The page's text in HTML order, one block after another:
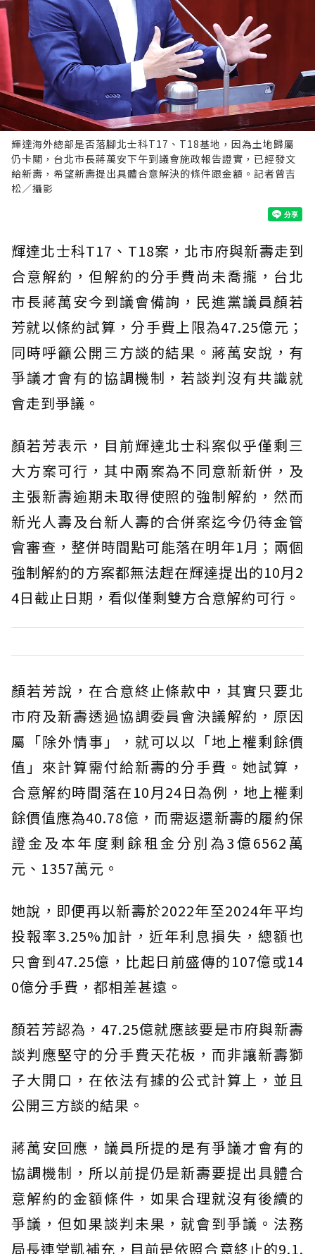
輝達海外總部是否落腳北士科T17、T18基地，因為土地歸屬
仍卡關，台北市長蔣萬安下午到議會施政報告證實，已經發文
給新壽，希望新壽提出具體合意解決的條件跟金額。記者曾吉
松／攝影
輝達北士科T17、T18案，北市府與新壽走到
合意解約，但解約的分手費尚未喬攏，台北
市長蔣萬安今到議會備詢，民進黨議員顏若
芳就以條約試算，分手費上限為47.25億元；
同時呼籲公開三方談的結果。蔣萬安說，有
爭議才會有的協調機制，若談判沒有共識就
會走到爭議。
顏若芳表示，目前輝達北士科案似乎僅剩三
大方案可行，其中兩案為不同意新新併，及
主張新壽逾期未取得使照的強制解約，然而
新光人壽及台新人壽的合併案迄今仍待金管
會審查，整併時間點可能落在明年1月；兩個
強制解約的方案都無法趕在輝達提出的10月2
4日截止日期，看似僅剩雙方合意解約可行。
顏若芳說，在合意終止條款中，其實只要北
市府及新壽透過協調委員會決議解約，原因
屬「除外情事」，就可以以「地上權剩餘價
值」來計算需付給新壽的分手費。她試算，
合意解約時間落在10月24日為例，地上權剩
餘價值應為40.78億，而需返還新壽的履約保
證金及本年度剩餘租金分別為3億6562萬
元、1357萬元。
她說，即便再以新壽於2022年至2024年平均
投報率3.25%加計，近年利息損失，總額也
只會到47.25億，比起日前盛傳的107億或14
0億分手費，都相差甚遠。
顏若芳認為，47.25億就應該要是市府與新壽
談判應堅守的分手費天花板，而非讓新壽獅
子大開口，在依法有據的公式計算上，並且
公開三方談的結果。
蔣萬安回應，議員所提的是有爭議才會有的
協調機制，所以前提仍是新壽要提出具體合
意解約的金額條件，如果合理就沒有後續的
爭議，但如果談判未果，就會到爭議。法務
局長連堂凱補充，目前是依照合意終止的9.1.